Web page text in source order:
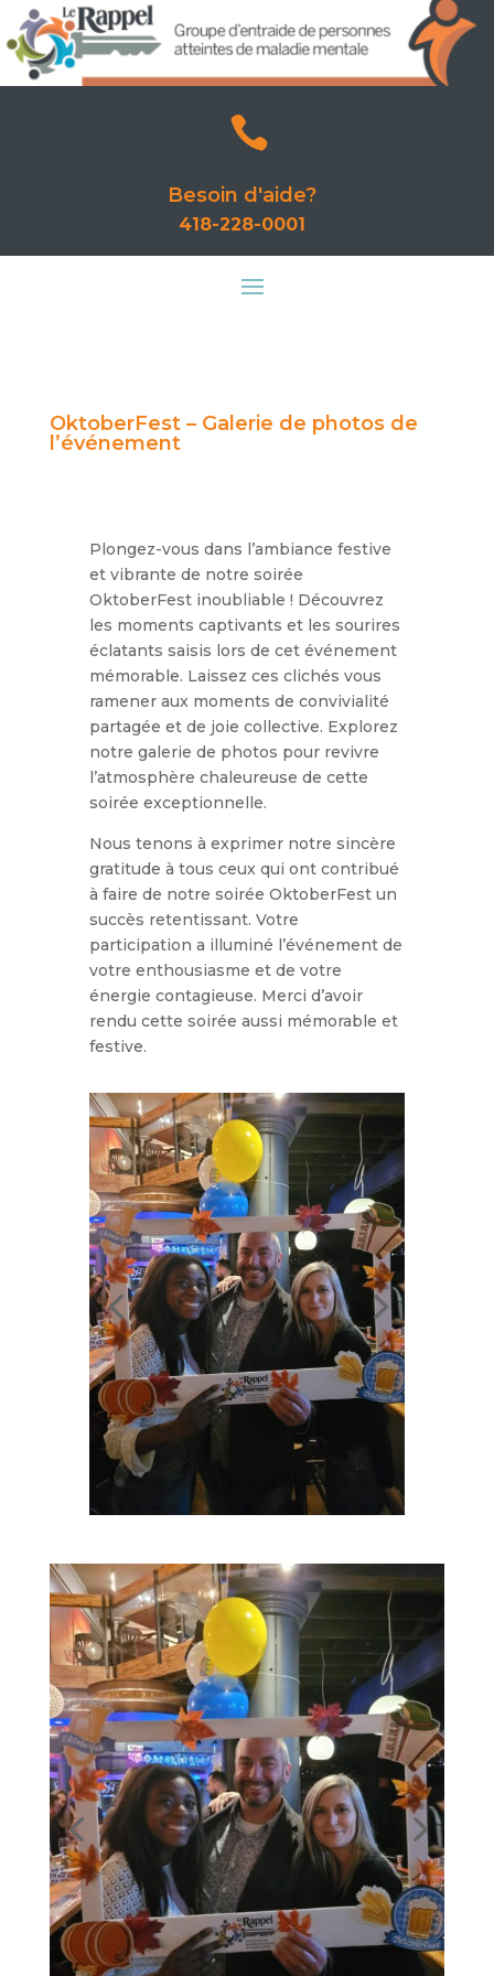

Besoin d'aide?
418-228-0001
OktoberFest – Galerie de photos de
l’événement
Plongez-vous dans l’ambiance festive
et vibrante de notre soirée
OktoberFest inoubliable ! Découvrez
les moments captivants et les sourires
éclatants saisis lors de cet événement
mémorable. Laissez ces clichés vous
ramener aux moments de convivialité
partagée et de joie collective. Explorez
notre galerie de photos pour revivre
l’atmosphère chaleureuse de cette
soirée exceptionnelle.
Nous tenons à exprimer notre sincère
gratitude à tous ceux qui ont contribué
à faire de notre soirée OktoberFest un
succès retentissant. Votre
participation a illuminé l’événement de
votre enthousiasme et de votre
énergie contagieuse. Merci d’avoir
rendu cette soirée aussi mémorable et
festive.